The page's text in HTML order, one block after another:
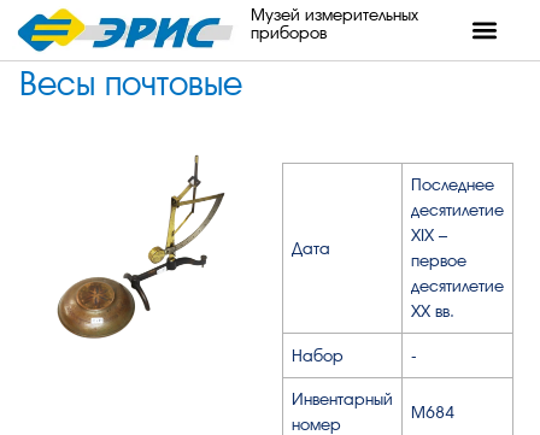
Музей измерительных
приборов
Весы почтовые
Дата
Последнее
десятилетие
XIX –
первое
десятилетие
XX вв.
Набор -
Инвентарный
номер
М684